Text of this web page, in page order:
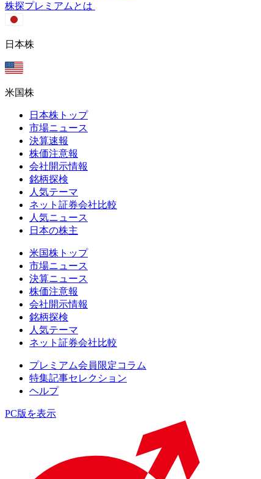
株探プレミアムとは
日本株
米国株
日本株トップ
市場ニュース
決算速報
株価注意報
会社開示情報
銘柄探検
人気テーマ
ネット証券会社比較
人気ニュース
日本の株主
米国株トップ
市場ニュース
決算ニュース
株価注意報
会社開示情報
銘柄探検
人気テーマ
ネット証券会社比較
プレミアム会員限定コラム
特集記事セレクション
ヘルプ
PC版を表示